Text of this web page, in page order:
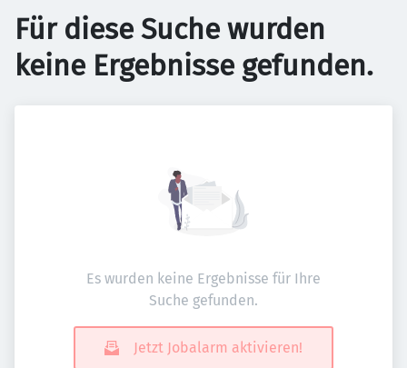
Für diese Suche wurden
keine Ergebnisse gefunden.
Es wurden keine Ergebnisse für Ihre
Suche gefunden.
Jetzt Jobalarm aktivieren!